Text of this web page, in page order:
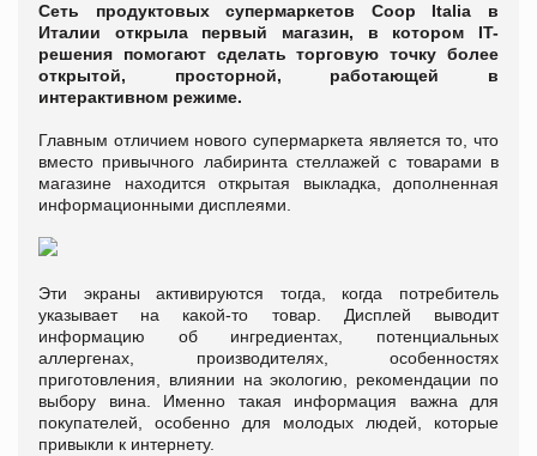
Сеть продуктовых супермаркетов Coop Italia в
Италии открыла первый магазин, в котором IT-
решения помогают сделать торговую точку более
открытой, просторной, работающей в
интерактивном режиме.
Главным отличием нового супермаркета является то, что
вместо привычного лабиринта стеллажей с товарами в
магазине находится открытая выкладка, дополненная
информационными дисплеями.
Эти экраны активируются тогда, когда потребитель
указывает на какой-то товар. Дисплей выводит
информацию об ингредиентах, потенциальных
аллергенах, производителях, особенностях
приготовления, влиянии на экологию, рекомендации по
выбору вина. Именно такая информация важна для
покупателей, особенно для молодых людей, которые
привыкли к интернету.